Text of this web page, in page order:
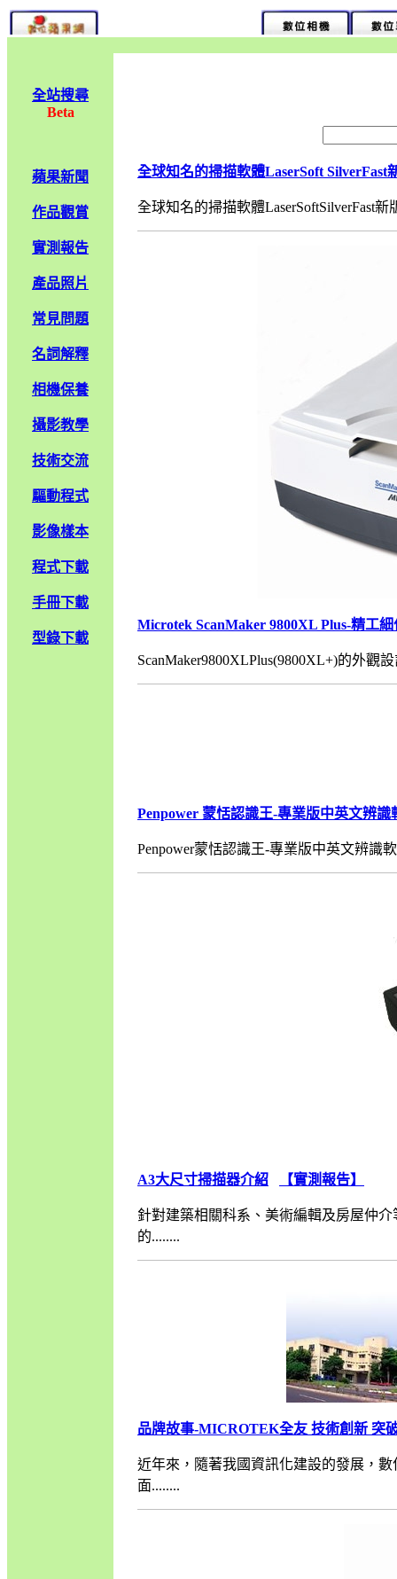
全站搜尋
Beta
蘋果新聞
作品觀賞
實測報告
產品照片
常見問題
名詞解釋
相機保養
攝影教學
技術交流
驅動程式
影像樣本
程式下載
手冊下載
型錄下載
全球知名的掃描軟體LaserSoft SilverFast
全球知名的掃描軟體LaserSoftSilverFast
Microtek ScanMaker 9800XL Plus-精工
ScanMaker9800XLPlus(9800XL+)的外觀
Penpower 蒙恬認識王-專業版中英文辨識
Penpower蒙恬認識王-專業版中英文辨識
A3大尺寸掃描器介紹 【實測報告】
針對建築相關科系、美術編輯及房屋仲
的........
品牌故事-MICROTEK全友 技術創新 突
近年來，隨著我國資訊化建設的發展，
面........